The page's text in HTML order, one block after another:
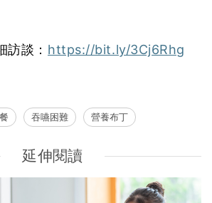
訪談： https://bit.ly/3Cj6Rhg
吞嚥困難 營養布丁
延伸閱讀